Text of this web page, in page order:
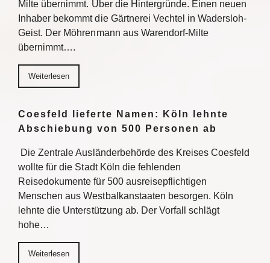
Milte übernimmt. Über die Hintergründe. Einen neuen
Inhaber bekommt die Gärtnerei Vechtel in Wadersloh-
Geist. Der Möhrenmann aus Warendorf-Milte
übernimmt….
Weiterlesen
Coesfeld lieferte Namen: Köln lehnte
Abschiebung von 500 Personen ab
Die Zentrale Ausländerbehörde des Kreises Coesfeld
wollte für die Stadt Köln die fehlenden
Reisedokumente für 500 ausreisepflichtigen
Menschen aus Westbalkanstaaten besorgen. Köln
lehnte die Unterstützung ab. Der Vorfall schlägt
hohe…
Weiterlesen